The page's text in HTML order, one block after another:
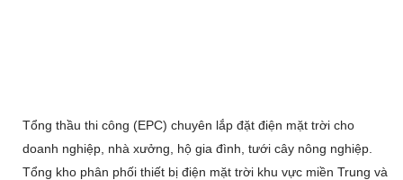
Tổng thầu thi công (EPC) chuyên lắp đặt điện mặt trời cho
doanh nghiệp, nhà xưởng, hộ gia đình, tưới cây nông nghiệp.
Tổng kho phân phối thiết bị điện mặt trời khu vực miền Trung và